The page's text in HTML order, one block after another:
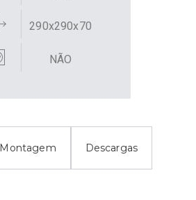
290x290x70
NÃO
Montagem Descargas